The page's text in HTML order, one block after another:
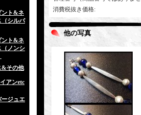
ト&ネ
（シルバ
ト&ネ
（ノンシ
その他
アンetc
ジュエ
消費税抜き価格:
他の写真